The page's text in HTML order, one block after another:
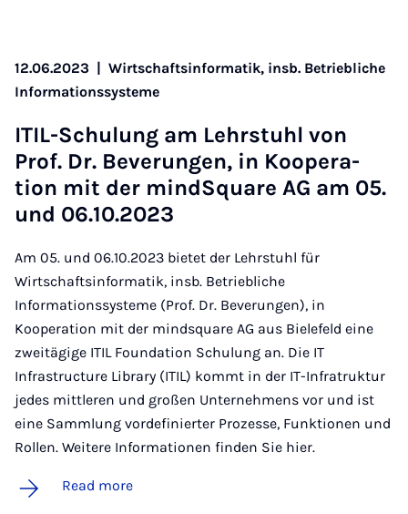
12.06.2023 | Wirtschaftsinformatik, insb. Betriebliche
Informationssysteme
ITIL-Schu­lung am Lehr­stuhl von
Prof. Dr. Bever­ungen, in Ko­op­er­a­
tion mit der mind­Square AG am 05.
und 06.10.2023
Am 05. und 06.10.2023 bietet der Lehrstuhl für
Wirtschaftsinformatik, insb. Betriebliche
Informationssysteme (Prof. Dr. Beverungen), in
Kooperation mit der mindsquare AG aus Bielefeld eine
zweitägige ITIL Foundation Schulung an. Die IT
Infrastructure Library (ITIL) kommt in der IT-Infratruktur
jedes mittleren und großen Unternehmens vor und ist
eine Sammlung vordefinierter Prozesse, Funktionen und
Rollen. Weitere Informationen finden Sie hier.
Read more